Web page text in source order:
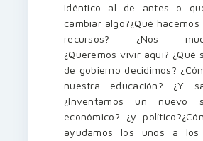
idéntico al de antes o
cambiar algo?¿Qué hacemos
recursos? ¿Nos
¿Queremos vivir aquí? ¿Qué
de gobierno decidimos?
nuestra educación? ¿Y
¿Inventamos un nuevo
económico? ¿y
ayudamos los unos a los